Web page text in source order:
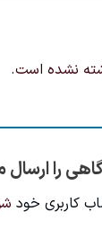
نشده است.
را ارسال
کاربری خود